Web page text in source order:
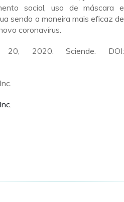
social, uso de máscara e
sendo a maneira mais eficaz de
coronavírus.
20, 2020. Sciende. DOI: